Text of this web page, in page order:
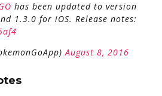
has been updated to version
1.3.0 for iOS. Release notes:
August 8, 2016